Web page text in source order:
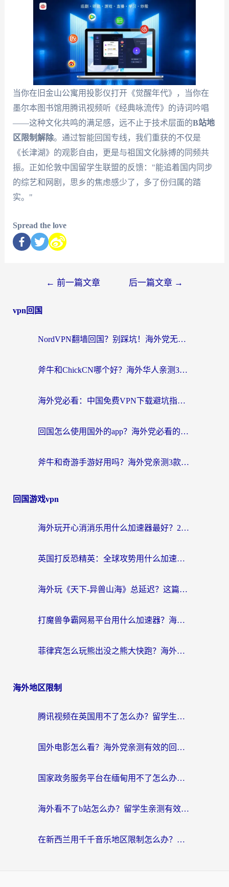
当你在旧金山公寓用投影仪打开《觉醒年代》，当你在
墨尔本图书馆用腾讯视频听《经典咏流传》的诗词吟唱
——这种文化共鸣的满足感，远不止于技术层面的B站地
区限制解除。通过智能回国专线，我们重获的不仅是
《长津湖》的观影自由，更是与祖国文化脉搏的同频共
振。正如伦敦中国留学生联盟的反馈："能追着国内同步
的综艺和网剧，思乡的焦虑感少了，多了份归属的踏
实。"
Spread the love
← 前一篇文章 后一篇文章 →
vpn回国
NordVPN翻墙回国？别踩坑！海外党无缝访问国内资源的真实指南
斧牛和ChickCN哪个好？海外华人亲测3款回国加速器+免费试用攻略
海外党必看：中国免费VPN下载避坑指南 + 无缝访问国内资源的终极方案
回国怎么使用国外的app？海外党必看的无缝访问国内资源全攻略
斧牛和奇游手游好用吗？海外党亲测3款回国加速器，选对才能无缝刷国内资源
回国游戏vpn
海外玩开心消消乐用什么加速器最好？2026真实体验指南，告别延迟卡顿
英国打反恐精英：全球攻势用什么加速器？2026年实测有效的国服游戏加速指南
海外玩《天下-异兽山海》总延迟？这篇延迟加速器指南帮你告别卡顿（附日本玩Sky光·遇最高警戒解决方案）
打魔兽争霸网易平台用什么加速器？海外党亲测有效的国服游戏加速指南
菲律宾怎么玩熊出没之熊大快跑？海外党国服游戏加速终极攻略（附3款热门游戏实测）
海外地区限制
腾讯视频在英国用不了怎么办？留学生亲测有效的回国加速器指南
国外电影怎么看？海外党亲测有效的回国加速器选择指南
国家政务服务平台在缅甸用不了怎么办？海外华人必看的回国加速全攻略
海外看不了b站怎么办？留学生亲测有效的回国加速器选择攻略，解决豆瓣音乐、美团外卖难题
在新西兰用千千音乐地区限制怎么办？海外华人必备的回国加速解决方案